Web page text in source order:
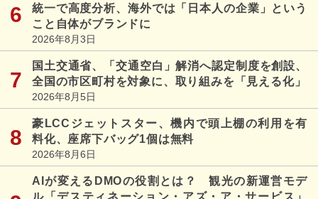
統一で高度分析、海外では「日本人の企業」という
こと自体がブランドに
2026年8月3日
国土交通省、「交通空白」解消へ認定制度を創設、
全国の市区町村を対象に、取り組みを「見える化」
2026年8月5日
豪LCCジェットスター、機内で頭上棚の利用を有
料化、座席下バッグ1個は無料
2026年8月6日
AIが変えるDMOの役割とは？ 観光の新運営モデ